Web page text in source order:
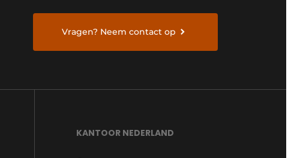
Vragen? Neem contact op
KANTOOR NEDERLAND